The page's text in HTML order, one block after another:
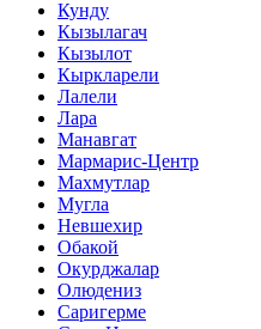
Кунду
Кызылагач
Кызылот
Кыркларели
Лалели
Лара
Манавгат
Мармарис-Центр
Махмутлар
Мугла
Невшехир
Обакой
Окурджалар
Олюдениз
Саригерме